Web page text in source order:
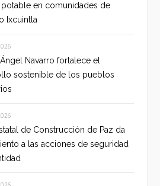
potable en comunidades de
Ixcuintla
Navarro fortalece el
sostenible de los pueblos
de Construcción de Paz da
a las acciones de seguridad